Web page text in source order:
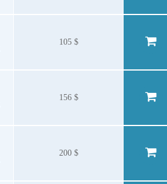
105 $
156 $
200 $